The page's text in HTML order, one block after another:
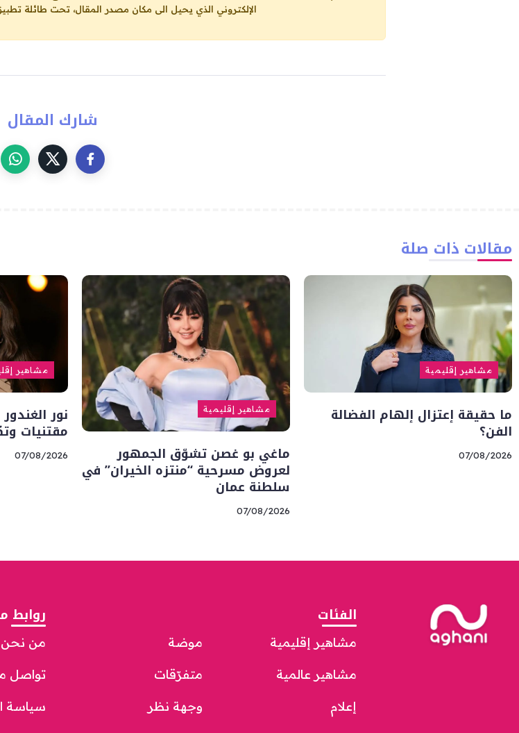
الإلكتروني الذي يحيل الى مكان مصدر المقال، تحت طائلة
شارك المقال
مقالات ذات صلة
مشاهير إقليمية
ما حقيقة إعتزال إلهام الفضالة
الفن؟
07/08/2026
مشاهير إقليمية
ماغي بو غصن تشوّق الجمهور
لعروض مسرحية “منتزه الخيران” في
سلطنة عمان
07/08/2026
مشاهير
نور
مقتنيات
07/08/2026
الفئات
مشاهير إقليمية
مشاهير عالمية
إعلام
موضة
متفرّقات
وجهة نظر
روابط
من نحن
تواصل
سياسة